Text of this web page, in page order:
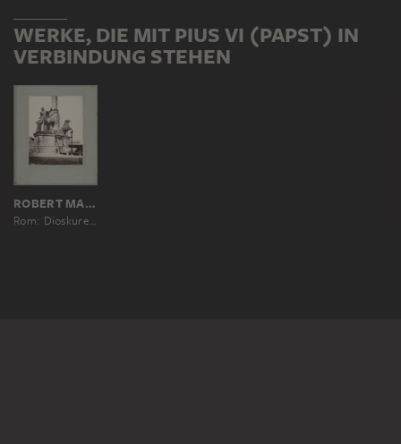
WERKE, DIE MIT PIUS VI (PAPST) IN
VERBINDUNG STEHEN
ROBERT MACPHERSON
Rom: Dioskurenbrunnen auf dem Quirinalshügel